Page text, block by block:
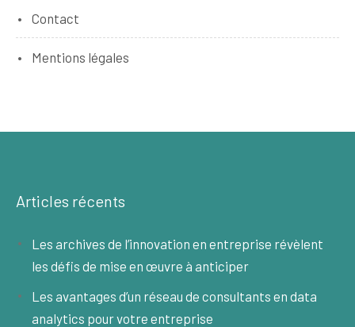
Contact
Mentions légales
Articles récents
Les archives de l’innovation en entreprise révèlent
les défis de mise en œuvre à anticiper
Les avantages d’un réseau de consultants en data
analytics pour votre entreprise